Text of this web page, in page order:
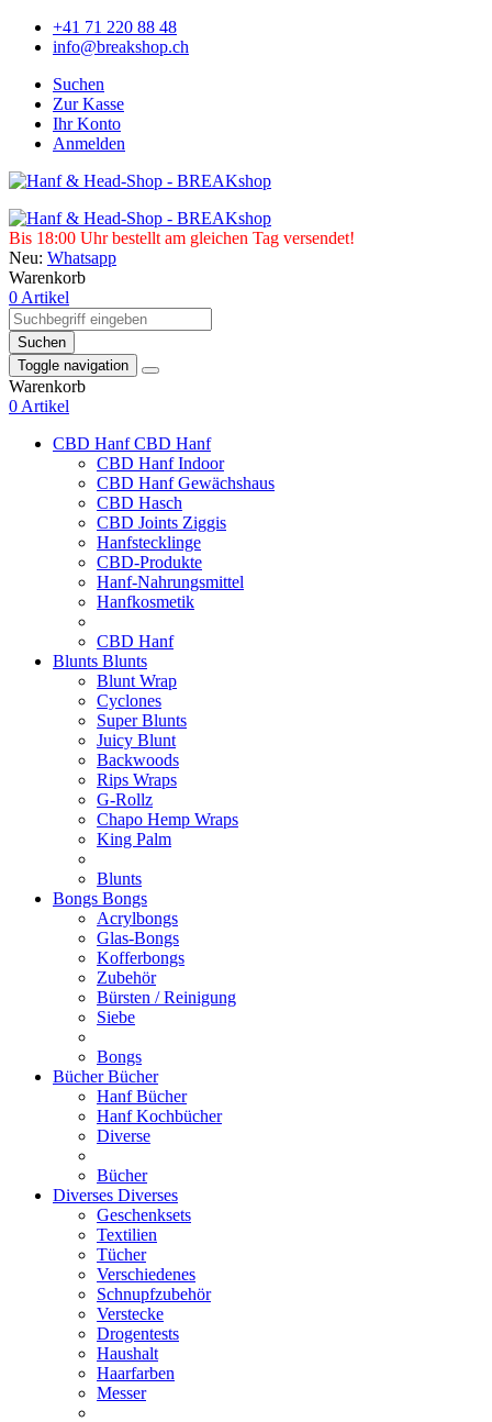
+41 71 220 88 48
info@breakshop.ch
Suchen
Zur Kasse
Ihr Konto
Anmelden
Bis 18:00 Uhr bestellt am gleichen Tag versendet!
Neu: Whatsapp
Warenkorb
0 Artikel
Suchen
Toggle navigation
Warenkorb
0 Artikel
CBD HanfCBD Hanf
CBD Hanf Indoor
CBD Hanf Gewächshaus
CBD Hasch
CBD Joints Ziggis
Hanfstecklinge
CBD-Produkte
Hanf-Nahrungsmittel
Hanfkosmetik
CBD Hanf
Blunts Blunts
Blunt Wrap
Cyclones
Super Blunts
Juicy Blunt
Backwoods
Rips Wraps
G-Rollz
Chapo Hemp Wraps
King Palm
Blunts
Bongs Bongs
Acrylbongs
Glas-Bongs
Kofferbongs
Zubehör
Bürsten / Reinigung
Siebe
Bongs
BücherBücher
Hanf Bücher
Hanf Kochbücher
Diverse
Bücher
Diverses Diverses
Geschenksets
Textilien
Tücher
Verschiedenes
Schnupfzubehör
Verstecke
Drogentests
Haushalt
Haarfarben
Messer